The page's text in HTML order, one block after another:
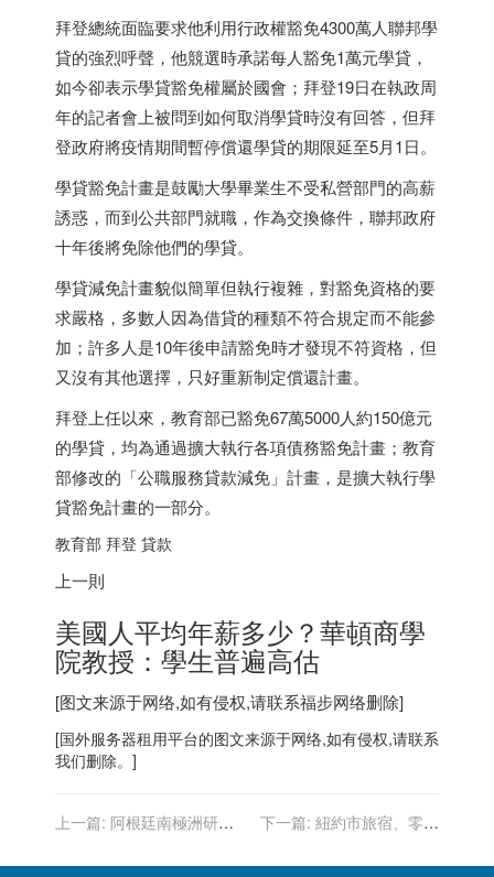
拜登總統面臨要求他利用行政權豁免4300萬人聯邦學
貸的強烈呼聲，他競選時承諾每人豁免1萬元學貸，
如今卻表示學貸豁免權屬於國會；拜登19日在執政周
年的記者會上被問到如何取消學貸時沒有回答，但拜
登政府將疫情期間暫停償還學貸的期限延至5月1日。
學貸豁免計畫是鼓勵大學畢業生不受私營部門的高薪
誘惑，而到公共部門就職，作為交換條件，聯邦政府
十年後將免除他們的學貸。
學貸減免計畫貌似簡單但執行複雜，對豁免資格的要
求嚴格，多數人因為借貸的種類不符合規定而不能參
加；許多人是10年後申請豁免時才發現不符資格，但
又沒有其他選擇，只好重新制定償還計畫。
拜登上任以來，教育部已豁免67萬5000人約150億元
的學貸，均為通過擴大執行各項債務豁免計畫；教育
部修改的「公職服務貸款減免」計畫，是擴大執行學
貸豁免計畫的一部分。
教育部 拜登 貸款
上一則
美國人平均年薪多少？華頓商學
院教授：學生普遍高估
[图文来源于网络,如有侵权,请联系福步网络删除]
[国外服务器租用平台的图文来源于网络,如有侵权,请联系
我们删除。]
上一篇: 阿根廷南極洲研究
離
下一篇: 紐約市旅宿、零售